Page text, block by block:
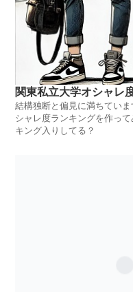
関東私立大学オシャレ
結構独断と偏見に満ちてい
シャレ度ランキングを作っ
キング入りしてる？